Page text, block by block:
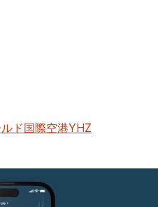
ド国際空港YHZ